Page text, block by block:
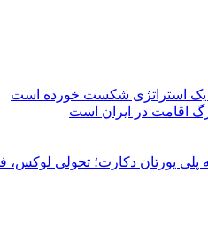
یک استراتژی شکست خورده است
اقامت در ایران است
پلی یورتان دکارت؛ تحولی